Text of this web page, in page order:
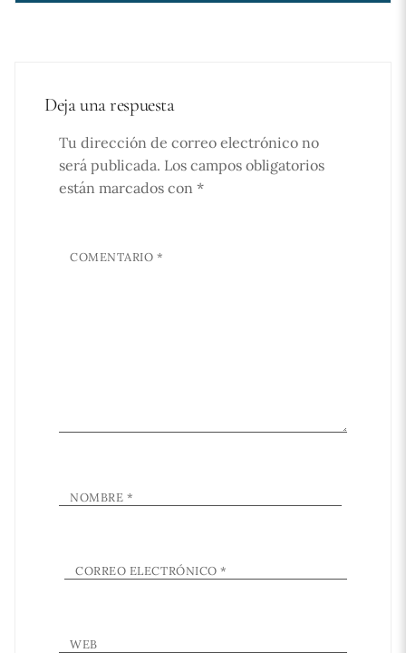
Deja una respuesta
Tu dirección de correo electrónico no
será publicada. Los campos obligatorios
están marcados con *
COMENTARIO *
NOMBRE *
CORREO ELECTRÓNICO*
WEB